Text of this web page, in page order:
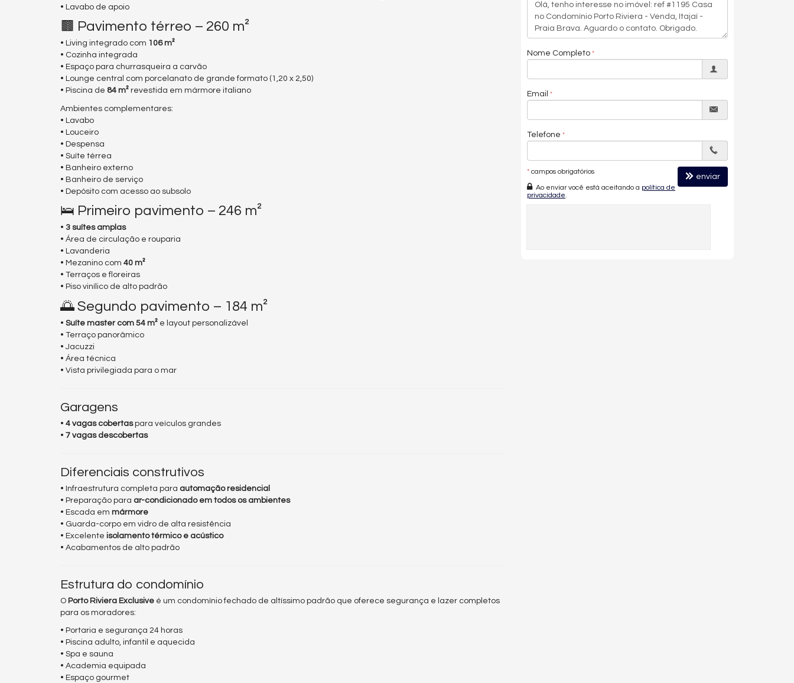
• Lavabo de apoio
🟫 Pavimento térreo – 260 m²
• Living integrado com 106 m²
• Cozinha integrada
• Espaço para churrasqueira a carvão
• Lounge central com porcelanato de grande formato (1,20 x 2,50)
• Piscina de 84 m² revestida em mármore italiano
Ambientes complementares:
• Lavabo
• Louceiro
• Despensa
• Suíte térrea
• Banheiro externo
• Banheiro de serviço
• Depósito com acesso ao subsolo
🛌 Primeiro pavimento – 246 m²
• 3 suítes amplas
• Área de circulação e rouparia
• Lavanderia
• Mezanino com 40 m²
• Terraços e floreiras
• Piso vinílico de alto padrão
🌅 Segundo pavimento – 184 m²
• Suíte master com 54 m² e layout personalizável
• Terraço panorâmico
• Jacuzzi
• Área técnica
• Vista privilegiada para o mar
Garagens
• 4 vagas cobertaspara veículos grandes
• 7 vagas descobertas
Diferenciais construtivos
• Infraestrutura completa para automação residencial
• Preparação para ar-condicionado em todos os ambientes
• Escada em mármore
• Guarda-corpo em vidro de alta resistência
• Excelente isolamento térmico e acústico
• Acabamentos de alto padrão
Estrutura do condomínio
O Porto Riviera Exclusive é um condomínio fechado de altíssimo padrão que oferece segurança e lazer completos
para os moradores:
• Portaria e segurança 24 horas
• Piscina adulto, infantil e aquecida
• Spa e sauna
• Academia equipada
• Espaço gourmet
Nome Completo
Email
Telefone
* campos obrigatórios
Ao enviar você está aceitando a política de
privacidade
enviar